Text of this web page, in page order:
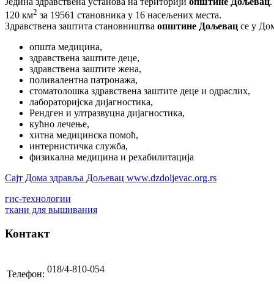
120 км2 за 19561 становника у 16 насељених места.
Здравствена заштита становништва општине Дољевац се у
општа медицина,
здравствена заштите деце,
здравствена заштите жена,
поливалентна патронажа,
стоматолошка здравствена заштите деце и одраслих,
лабораторијска дијагностика,
Рендген и ултразвуцна дијагностика,
кућно лечење,
хитна медицинска помоћ,
интернистичка служба,
физикална медицина и рехабилитација
Сајт Дома здравља Дољевац www.dzdoljevac.org.rs
гис-технологии
ткани для вышивания
Контакт
Телефон: 018/4-810-054